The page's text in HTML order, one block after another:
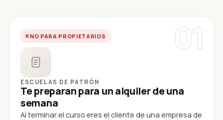
01
NO PARA PROPIETARIOS
ESCUELAS DE PATRÓN
Te preparan para un alquiler de una
semana
Al terminar el curso eres el cliente de una empresa de